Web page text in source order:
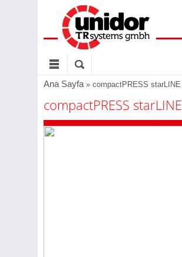
Ana Sayfa» compactPRESS starLINE
compactPRESS starLINE